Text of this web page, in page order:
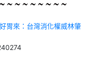
胃來：台灣消化權威林肇
暢人生